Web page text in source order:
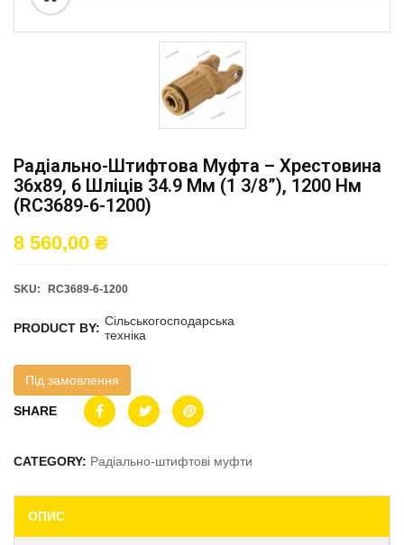
Радіально-Штифтова Муфта – Хрестовина
36х89, 6 Шліців 34.9 Мм (1 3/8”), 1200 Нм
(RC3689-6-1200)
8 560,00 ₴
SKU: RC3689-6-1200
PRODUCT BY: Сільськогосподарська
техніка
Під замовлення
SHARE
CATEGORY: Радіально-штифтові муфти
ОПИС